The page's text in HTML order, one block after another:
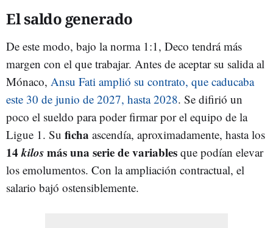
El saldo generado
De este modo, bajo la norma 1:1, Deco tendrá más
margen con el que trabajar. Antes de aceptar su salida al
Mónaco, Ansu Fati amplió su contrato, que caducaba
este 30 de junio de 2027, hasta 2028. Se difirió un
poco el sueldo para poder firmar por el equipo de la
Ligue 1. Su ficha ascendía, aproximadamente, hasta los
14kilosmás una serie de variables que podían elevar
los emolumentos. Con la ampliación contractual, el
salario bajó ostensiblemente.